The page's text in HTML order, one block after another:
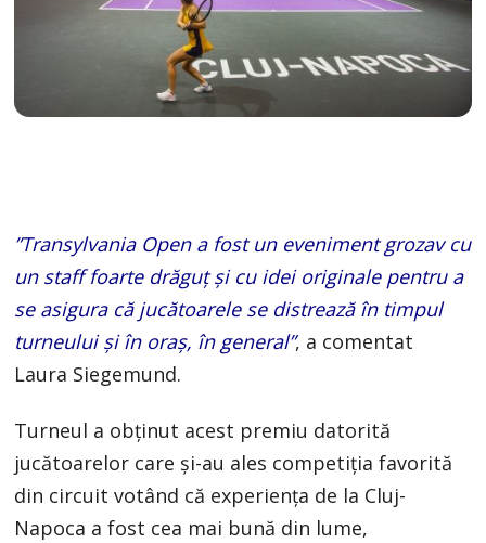
”Transylvania Open a fost un eveniment grozav cu
un staff foarte drăguţ şi cu idei originale pentru a
se asigura că jucătoarele se distrează în timpul
turneului şi în oraş, în general”, a comentat
Laura Siegemund.
Turneul a obţinut acest premiu datorită
jucătoarelor care şi-au ales competiţia favorită
din circuit votând că experienţa de la Cluj-
Napoca a fost cea mai bună din lume,